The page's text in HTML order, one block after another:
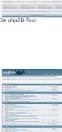
phpBB-Tour